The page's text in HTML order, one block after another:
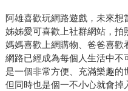
阿雄喜歡玩網路遊戲，未來想
姊姊愛可喜歡上社群網站，拍
媽媽喜歡上網購物、爸爸喜
網路已經成為每個人生活中不
是一個非常方便、充滿樂趣的
但同時也是個一不小心就會掉